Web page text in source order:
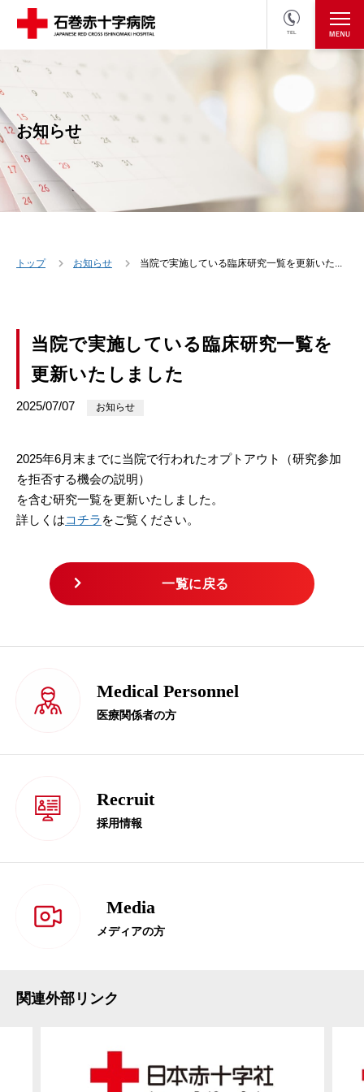
TEL
医療関係者の方
お知らせ
トップ お知らせ 当院で実施している臨床研究一覧を更新いた...
当院で実施している臨床研究一覧を
更新いたしました
2025/07/07 お知らせ
2025年6月末までに当院で行われたオプトアウト（研究参加
を拒否する機会の説明）
を含む研究一覧を更新いたしました。
詳しくはコチラ をご覧ください。
一覧に戻る
Medical Personnel
医療関係者の方
Recruit
採用情報
Media
メディアの方
関連外部リンク